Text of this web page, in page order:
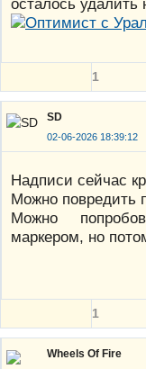
осталось удалить
1
SD
02-06-2026 18:39:12
Надписи сейчас
Можно повредить
Можно
маркером, но
1
Wheels Of Fire